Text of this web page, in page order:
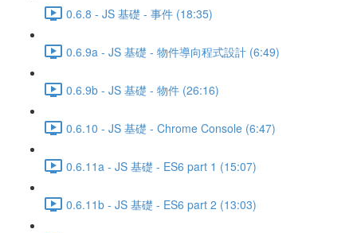
0.6.8 - JS 基礎 - 事件 (18:35)
0.6.9a - JS 基礎 - 物件導向程式設計 (6:49)
0.6.9b - JS 基礎 - 物件 (26:16)
0.6.10 - JS 基礎 - Chrome Console (6:47)
0.6.11a - JS 基礎 - ES6 part 1 (15:07)
0.6.11b - JS 基礎 - ES6 part 2 (13:03)